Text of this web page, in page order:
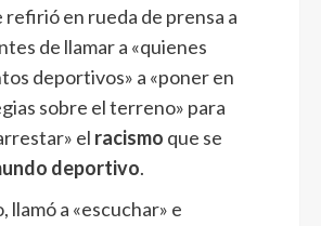
refirió en rueda de prensa a
de llamar a «quienes
deportivos» a «poner en
sobre el terreno» para
el racismo que se
deportivo.
llamó a «escuchar» e